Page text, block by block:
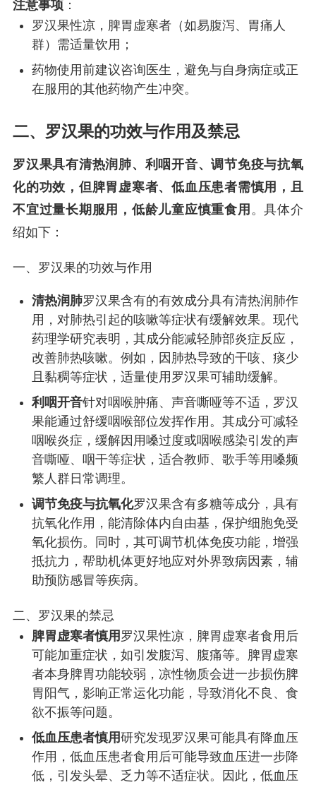
注意事项 ：
罗汉果性凉，脾胃虚寒者（如易腹泻、胃痛人
群）需适量饮用；
药物使用前建议咨询医生，避免与自身病症或正
在服用的其他药物产生冲突。
二、罗汉果的功效与作用及禁忌
罗汉果具有清热润肺、利咽开音、调节免疫与抗氧
化的功效，但脾胃虚寒者、低血压患者需慎用，且
不宜过量长期服用，低龄儿童应慎重食用 。具体介
绍如下：
一、罗汉果的功效与作用
清热润肺罗汉果含有的有效成分具有清热润肺作
用，对肺热引起的咳嗽等症状有缓解效果。现代
药理学研究表明，其成分能减轻肺部炎症反应，
改善肺热咳嗽。例如，因肺热导致的干咳、痰少
且黏稠等症状，适量使用罗汉果可辅助缓解。
利咽开音针对咽喉肿痛、声音嘶哑等不适，罗汉
果能通过舒缓咽喉部位发挥作用。其成分可减轻
咽喉炎症，缓解因用嗓过度或咽喉感染引发的声
音嘶哑、咽干等症状，适合教师、歌手等用嗓频
繁人群日常调理。
调节免疫与抗氧化罗汉果含有多糖等成分，具有
抗氧化作用，能清除体内自由基，保护细胞免受
氧化损伤。同时，其可调节机体免疫功能，增强
抵抗力，帮助机体更好地应对外界致病因素，辅
助预防感冒等疾病。
二、罗汉果的禁忌
脾胃虚寒者慎用 罗汉果性凉，脾胃虚寒者食用后
可能加重症状，如引发腹泻、腹痛等。脾胃虚寒
者本身脾胃功能较弱，凉性物质会进一步损伤脾
胃阳气，影响正常运化功能，导致消化不良、食
欲不振等问题。
低血压患者慎用研究发现罗汉果可能具有降血压
作用，低血压患者食用后可能导致血压进一步降
低，引发头晕、乏力等不适症状。因此，低血压